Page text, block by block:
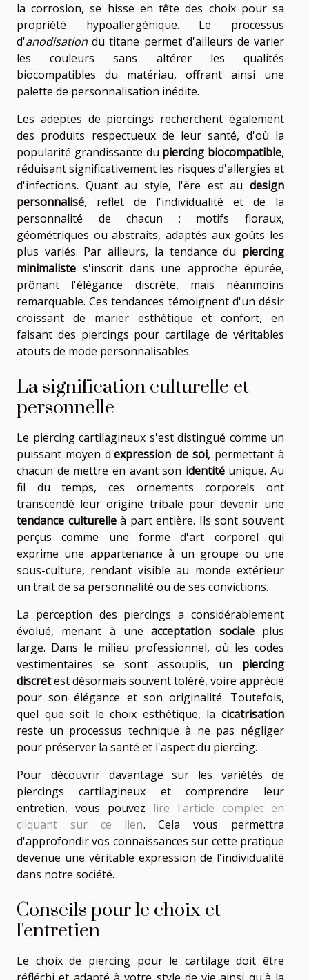
la corrosion, se hisse en tête des choix pour sa
propriété hypoallergénique. Le processus
d'anodisation du titane permet d'ailleurs de varier
les couleurs sans altérer les qualités
biocompatibles du matériau, offrant ainsi une
palette de personnalisation inédite.
Les adeptes de piercings recherchent également
des produits respectueux de leur santé, d'où la
popularité grandissante du piercing biocompatible,
réduisant significativement les risques d'allergies et
d'infections. Quant au style, l'ère est au design
personnalisé, reflet de l'individualité et de la
personnalité de chacun : motifs floraux,
géométriques ou abstraits, adaptés aux goûts les
plus variés. Par ailleurs, la tendance du piercing
minimaliste s'inscrit dans une approche épurée,
prônant l'élégance discrète, mais néanmoins
remarquable. Ces tendances témoignent d'un désir
croissant de marier esthétique et confort, en
faisant des piercings pour cartilage de véritables
atouts de mode personnalisables.
La signification culturelle et
personnelle
Le piercing cartilagineux s'est distingué comme un
puissant moyen d'expression de soi, permettant à
chacun de mettre en avant son identitéunique. Au
fil du temps, ces ornements corporels ont
transcendé leur origine tribale pour devenir une
tendance culturelleà part entière. Ils sont souvent
perçus comme une forme d'art corporel qui
exprime une appartenance à un groupe ou une
sous-culture, rendant visible au monde extérieur
un trait de sa personnalité ou de ses convictions.
La perception des piercings a considérablement
évolué, menant à uneacceptation socialeplus
large. Dans le milieu professionnel, où les codes
vestimentaires se sont assouplis, un piercing
discretest désormais souvent toléré, voire apprécié
pour son élégance et son originalité. Toutefois,
quel que soit le choix esthétique, la cicatrisation
reste un processus technique à ne pas négliger
pour préserver la santé et l'aspect du piercing.
Pour découvrir davantage sur les variétés de
piercings cartilagineux et comprendre leur
entretien, vous pouvez lire l'article complet en
cliquant sur ce lien. Cela vous permettra
d'approfondir vos connaissances sur cette pratique
devenue une véritable expression de l'individualité
dans notre société.
Conseils pour le choix et
l'entretien
Le choix de piercing pour le cartilage doit être